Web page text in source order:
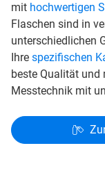
mit hochwertigen
Flaschen sind in
unterschiedlichen
Ihre spezifischen
beste Qualität
Messtechnik mit